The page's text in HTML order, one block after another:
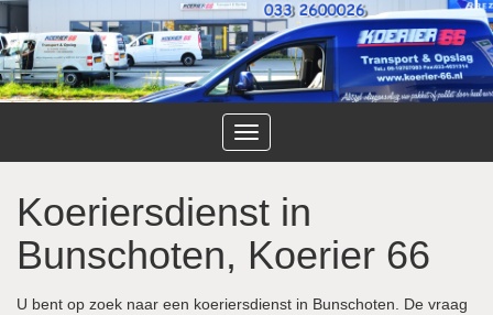
Toggle
navigation
Koeriersdienst in
Bunschoten, Koerier 66
U bent op zoek naar een koeriersdienst in Bunschoten. De vraag